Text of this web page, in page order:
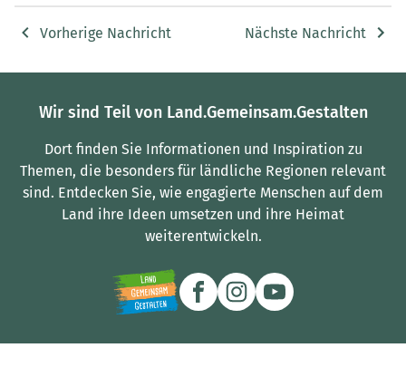
Vorherige Nachricht Nächste Nachricht
Wir sind Teil von Land.Gemeinsam.Gestalten
Dort finden Sie Informationen und Inspiration zu
Themen, die besonders für ländliche Regionen relevant
sind. Entdecken Sie, wie engagierte Menschen auf dem
Land ihre Ideen umsetzen und ihre Heimat
weiterentwickeln.